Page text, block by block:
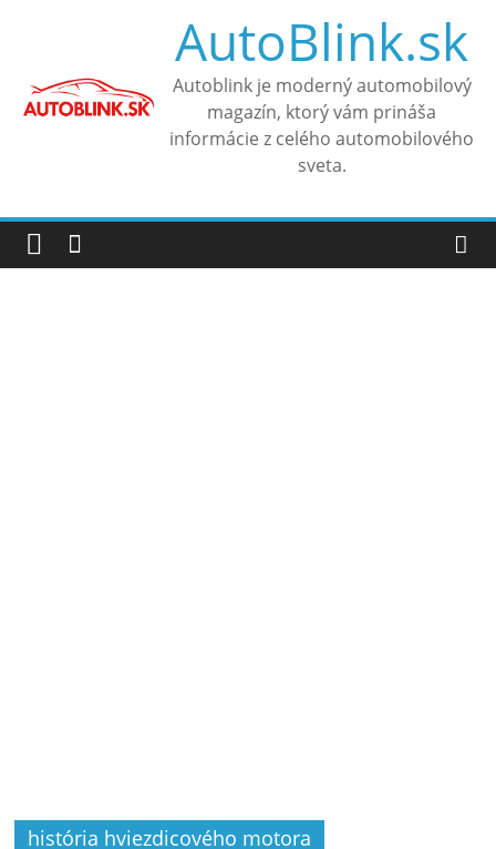
AutoBlink.sk
Autoblink je moderný automobilový
magazín, ktorý vám prináša
informácie z celého automobilového
sveta.
história hviezdicového motora